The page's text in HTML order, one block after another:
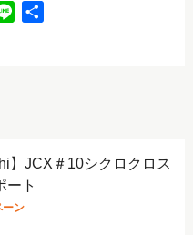
】JCX＃10シクロクロス
ート
ーン